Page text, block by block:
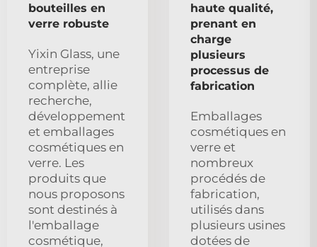
bouteilles en
verre robuste
Yixin Glass, une
entreprise
complète, allie
recherche,
développement
et emballages
cosmétiques en
verre. Les
produits que
nous proposons
sont destinés à
l'emballage
cosmétique,
haute qualité,
prenant en
charge
plusieurs
processus de
fabrication
Emballages
cosmétiques en
verre et
nombreux
procédés de
fabrication,
utilisés dans
plusieurs usines
dotées de